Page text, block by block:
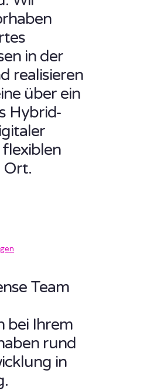
in der
realisieren
über ein
Hybrid-
Ort.
Team
bei Ihrem
rund
in